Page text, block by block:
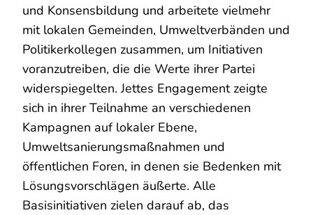
und Konsensbildung und arbeitete vielmehr
mit lokalen Gemeinden, Umweltverbänden und
Politikerkollegen zusammen, um Initiativen
voranzutreiben, die die Werte ihrer Partei
widerspiegelten. Jettes Engagement zeigte
sich in ihrer Teilnahme an verschiedenen
Kampagnen auf lokaler Ebene,
Umweltsanierungsmaßnahmen und
öffentlichen Foren, in denen sie Bedenken mit
Lösungsvorschlägen äußerte. Alle
Basisinitiativen zielen darauf ab, das